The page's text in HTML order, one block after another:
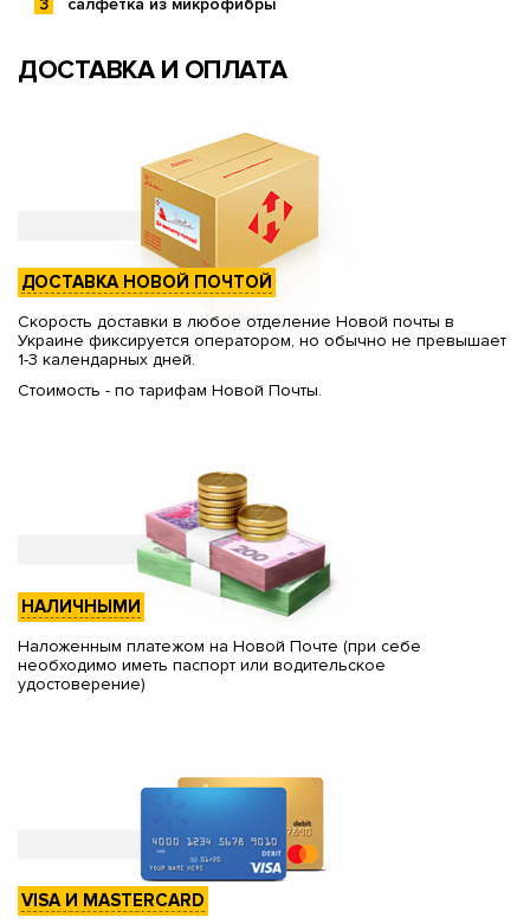
салфетка из микрофибры
ДОСТАВКА И ОПЛАТА
ДОСТАВКА НОВОЙ ПОЧТОЙ
Скорость доставки в любое отделение Новой почты в
Украине фиксируется оператором, но обычно не превышает
1-3 календарных дней.
Стоимость - по тарифам Новой Почты.
НАЛИЧНЫМИ
Наложенным платежом на Новой Почте (при себе
необходимо иметь паспорт или водительское
удостоверение)
VISA И MASTERCARD